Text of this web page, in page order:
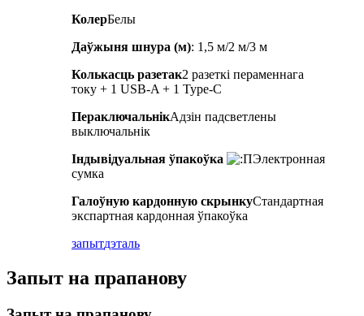
КолерБелы
Даўжыня шнура (м): 1,5 м/2 м/3 м
Колькасць разетак2 разеткі пераменнага
току + 1 USB-A + 1 Type-C
ПераключальнікАдзін падсветлены
выключальнік
Індывідуальная ўпакоўка
Электронная
сумка
Галоўную кардонную скрынкуСтандартная
экспартная кардонная ўпакоўка
запытдэталь
Запыт на прапанову